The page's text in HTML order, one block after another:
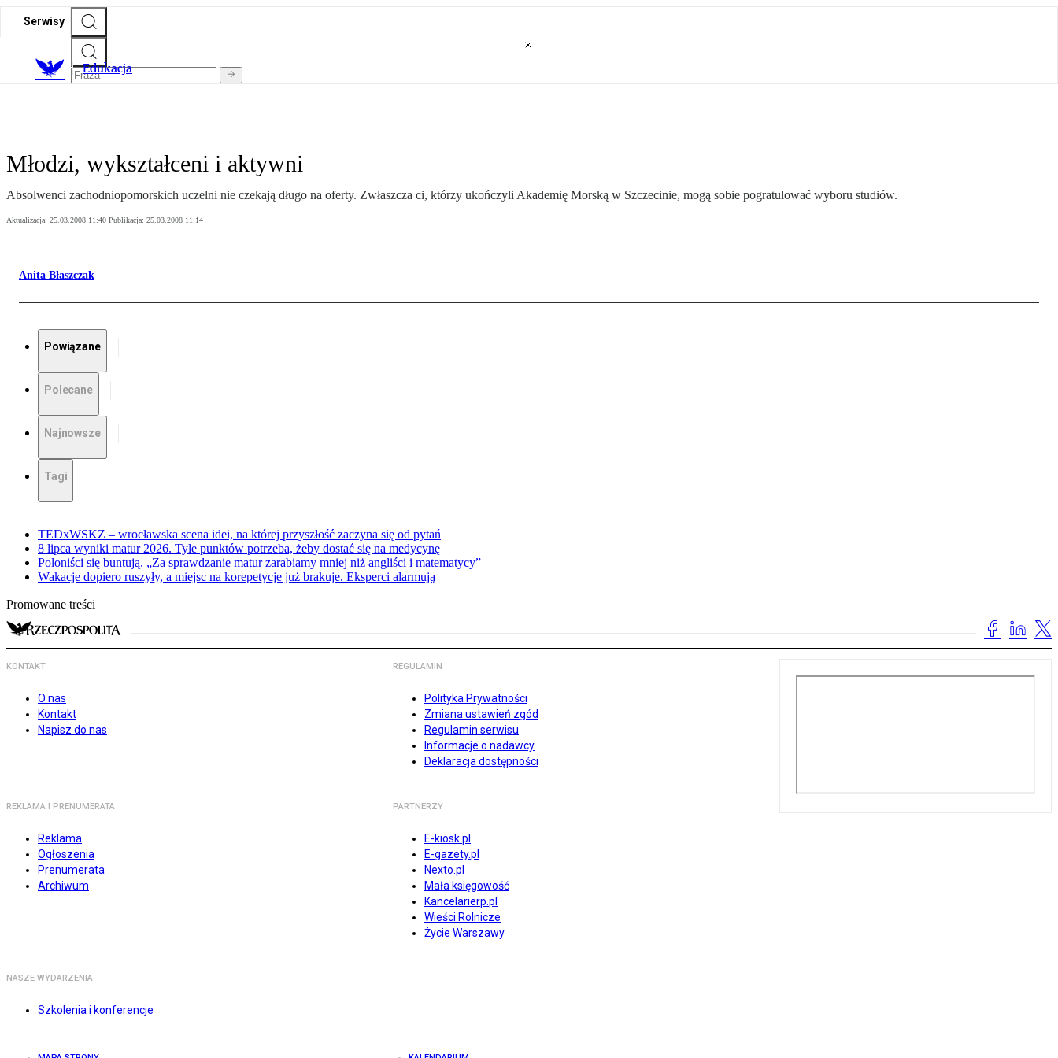
Serwisy
Edukacja
Młodzi, wykształceni i aktywni
Absolwenci zachodniopomorskich uczelni nie czekają długo na oferty. Zwłaszcza ci, którzy ukończyli Akademię Morską w Szczecinie, mogą sobie pogratulować wyboru studiów.
Aktualizacja: 25.03.2008 11:40 Publikacja: 25.03.2008 11:14
Anita Błaszczak
Powiązane
Polecane
Najnowsze
Tagi
TEDxWSKZ – wrocławska scena idei, na której przyszłość zaczyna się od pytań
8 lipca wyniki matur 2026. Tyle punktów potrzeba, żeby dostać się na medycynę
Poloniści się buntują. „Za sprawdzanie matur zarabiamy mniej niż angliści i matematycy”
Wakacje dopiero ruszyły, a miejsc na korepetycje już brakuje. Eksperci alarmują
Promowane treści
KONTAKT
O nas
Kontakt
Napisz do nas
REGULAMIN
Polityka Prywatności
Zmiana ustawień zgód
Regulamin serwisu
Informacje o nadawcy
Deklaracja dostępności
REKLAMA I PRENUMERATA
Reklama
Ogłoszenia
Prenumerata
Archiwum
PARTNERZY
E-kiosk.pl
E-gazety.pl
Nexto.pl
Mała księgowość
Kancelarierp.pl
Wieści Rolnicze
Życie Warszawy
NASZE WYDARZENIA
Szkolenia i konferencje